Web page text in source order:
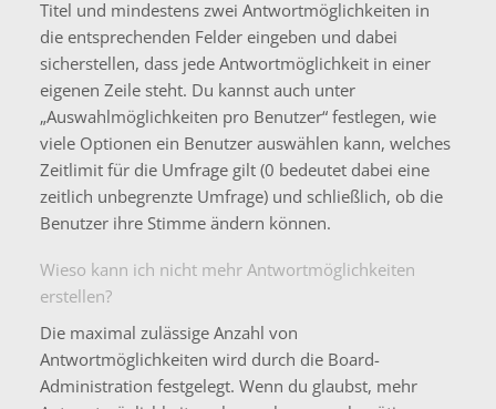
Titel und mindestens zwei Antwortmöglichkeiten in
die entsprechenden Felder eingeben und dabei
sicherstellen, dass jede Antwortmöglichkeit in einer
eigenen Zeile steht. Du kannst auch unter
„Auswahlmöglichkeiten pro Benutzer“ festlegen, wie
viele Optionen ein Benutzer auswählen kann, welches
Zeitlimit für die Umfrage gilt (0 bedeutet dabei eine
zeitlich unbegrenzte Umfrage) und schließlich, ob die
Benutzer ihre Stimme ändern können.
Wieso kann ich nicht mehr Antwortmöglichkeiten
erstellen?
Die maximal zulässige Anzahl von
Antwortmöglichkeiten wird durch die Board-
Administration festgelegt. Wenn du glaubst, mehr